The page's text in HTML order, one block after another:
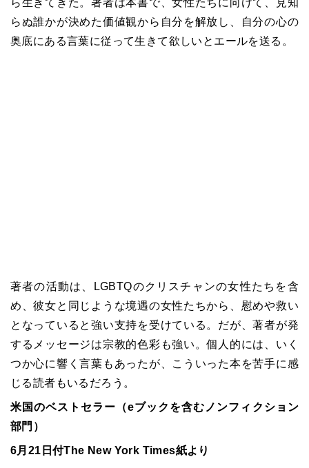
ら生きてきた。著者は本書で、女性たちに向けて、見知
らぬ誰かが決めた価値観から自分を解放し、自分の心の
奥底にある言葉に従って生きて欲しいとエールを送る。
著者の活動は、LGBTQのクリスチャンの女性たちを含
め、彼女と同じような境遇の女性たちから、慰めや救い
となっていると強い支持を受けている。だが、著者が発
するメッセージは宗教的色彩も強い。個人的には、いく
つか心に響く言葉もあったが、こういった本を苦手に感
じる読者もいるだろう。
米国のベストセラー（eブックを含むノンフィクション
部門）
6月21日付The New York Times紙より